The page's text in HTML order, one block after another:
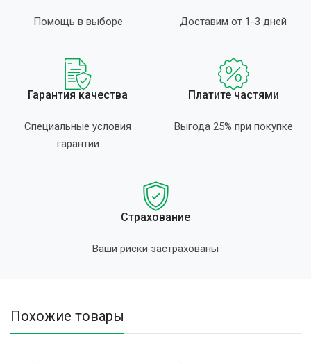
Помощь в выборе Доставим от 1-3 дней
Гарантия качества
Специальные условия
гарантии
Платите частями
Выгода 25% при покупке
Страхование
Ваши риски застрахованы
Похожие товары